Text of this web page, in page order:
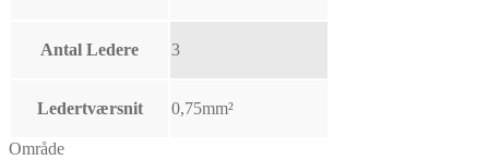
Antal Ledere 3
Ledertværsnit 0,75mm²
Område